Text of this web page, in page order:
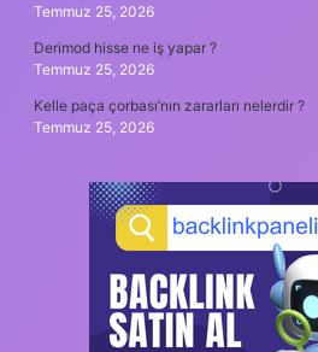
Temmuz 25, 2026
Derimod hisse ne iş yapar ?
Temmuz 25, 2026
Kelle paça çorbası’nın zararları nelerdir ?
Temmuz 25, 2026